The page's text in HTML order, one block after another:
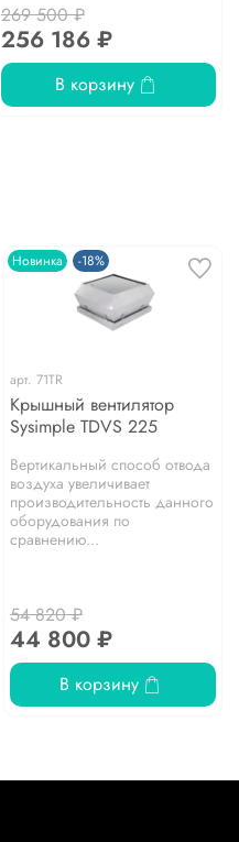
269 500 ₽
256 186 ₽
В корзину
Новинка -18%
арт. 71TR
Крышный вентилятор
Sysimple TDVS 225
Вертикальный способ отвода
воздуха увеличивает
производительность данного
оборудования по
сравнению...
54 820 ₽
44 800 ₽
В корзину